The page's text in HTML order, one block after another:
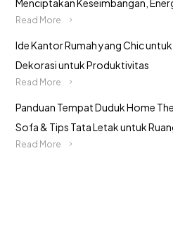
Menciptakan Keseimbangan,
Read More
Ide Kantor Rumah yang Chic
Dekorasi untuk Produktivitas
Read More
Panduan Tempat Duduk Home
Sofa & Tips Tata Letak untuk
Read More